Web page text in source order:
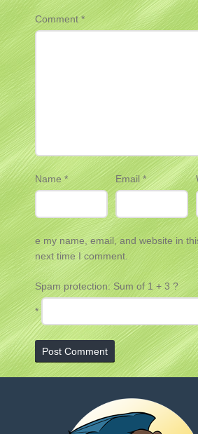
Comment*
Name * Email*
e my name, email, and website in
next time I comment.
Spam protection: Sum of 1 + 3 ?
*